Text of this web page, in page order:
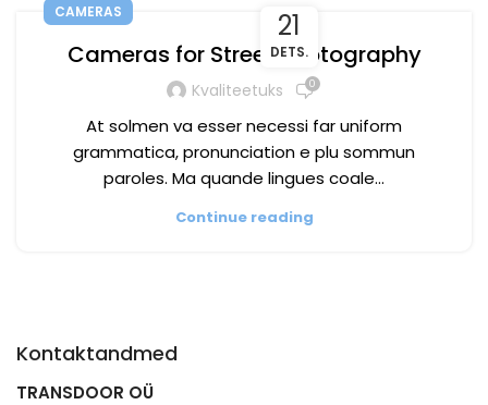
21
DETS.
CAMERAS
Cameras for Street Photography
Kvaliteetuks 0
At solmen va esser necessi far uniform
grammatica, pronunciation e plu sommun
paroles. Ma quande lingues coale...
Continue reading
Kontaktandmed
TRANSDOOR OÜ